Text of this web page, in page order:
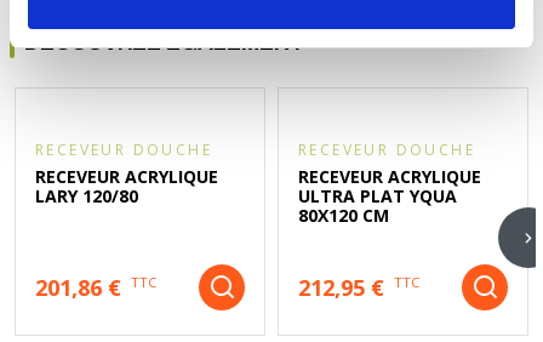
DÉCOUVREZ ÉGALEMENT
RECEVEUR DOUCHE
RECEVEUR ACRYLIQUE
LARY 120/80
201,86 € TTC
RECEVEUR DOUCHE
RECEVEUR ACRYLIQUE
ULTRA PLAT YQUA
80X120 CM
212,95 € TTC